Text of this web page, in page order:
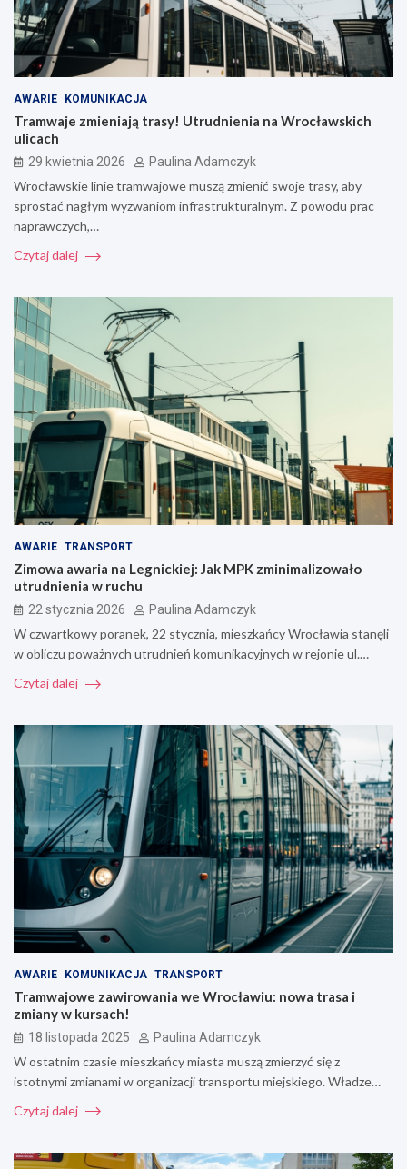
AWARIE KOMUNIKACJA
Tramwaje zmieniają trasy! Utrudnienia na Wrocławskich
ulicach
29 kwietnia 2026 Paulina Adamczyk
Wrocławskie linie tramwajowe muszą zmienić swoje trasy, aby
sprostać nagłym wyzwaniom infrastrukturalnym. Z powodu prac
naprawczych,…
Czytaj dalej
AWARIE TRANSPORT
Zimowa awaria na Legnickiej: Jak MPK zminimalizowało
utrudnienia w ruchu
22 stycznia 2026 Paulina Adamczyk
W czwartkowy poranek, 22 stycznia, mieszkańcy Wrocławia stanęli
w obliczu poważnych utrudnień komunikacyjnych w rejonie ul.…
Czytaj dalej
AWARIE KOMUNIKACJA TRANSPORT
Tramwajowe zawirowania we Wrocławiu: nowa trasa i
zmiany w kursach!
18 listopada 2025 Paulina Adamczyk
W ostatnim czasie mieszkańcy miasta muszą zmierzyć się z
istotnymi zmianami w organizacji transportu miejskiego. Władze…
Czytaj dalej